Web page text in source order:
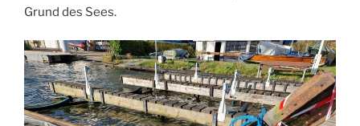
Grund des Sees.